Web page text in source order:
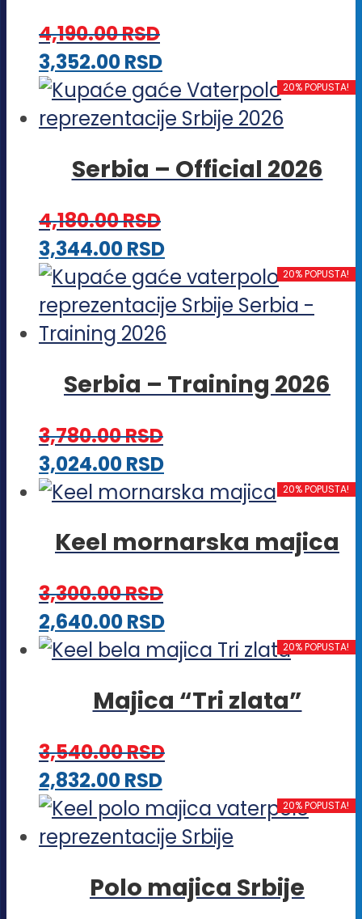
biti
izabrane
na
proizvoda.
4,190.00RSD
3,352.00RSDOvaj
proizvod
ima
varijanti.
biti
izabrane
na
stranici
proizvoda.
20% POPUSTA!
Serbia – Official 2026
4,180.00RSD
3,344.00RSDOvaj
proizvod
ima
više
Opcije
na
stranici
proizvoda.
20% POPUSTA!
Serbia – Training 2026
3,780.00RSD
3,024.00RSDOvaj
proizvod
više
mogu
biti
izabrane
na
stranici
20% POPUSTA!
Keel mornarska majica
3,300.00RSD
2,640.00RSDOvaj
proizvod
više
Opcije
biti
izabrane
na
stranici
20% POPUSTA!
Majica “Tri zlata”
3,540.00RSD
2,832.00RSDOvaj
proizvod
ima
varijanti.
20% POPUSTA!
Polo majica Srbije